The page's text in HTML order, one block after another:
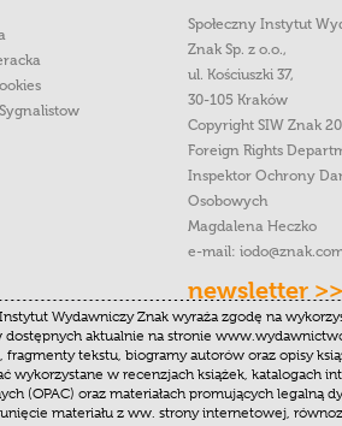
Społeczny Instytut
Znak Sp. z o.o.,
ul. Kościuszki 37,
30-105 Kraków
Copyright SIW Znak
Foreign Rights
Inspektor Ochrony
Osobowych
Magdalena Heczko
e-mail:
newsletter >>
Instytut Wydawniczy Znak wyraża zgodę na
dostępnych aktualnie na stronie
fragmenty tekstu, biogramy autorów oraz opisy
wykorzystane w recenzjach książek, katalogach
(OPAC) oraz materiałach promujących legalną
materiału z ww. strony internetowej,